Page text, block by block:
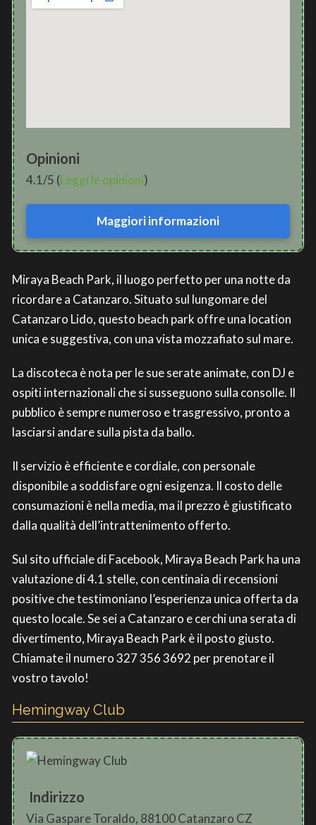
Opinioni
4.1/5 (Leggi le opinioni)
Maggiori informazioni
Miraya Beach Park, il luogo perfetto per una notte da
ricordare a Catanzaro. Situato sul lungomare del
Catanzaro Lido, questo beach park offre una location
unica e suggestiva, con una vista mozzafiato sul mare.
La discoteca è nota per le sue serate animate, con DJ e
ospiti internazionali che si susseguono sulla consolle. Il
pubblico è sempre numeroso e trasgressivo, pronto a
lasciarsi andare sulla pista da ballo.
Il servizio è efficiente e cordiale, con personale
disponibile a soddisfare ogni esigenza. Il costo delle
consumazioni è nella media, ma il prezzo è giustificato
dalla qualità dell’intrattenimento offerto.
Sul sito ufficiale di Facebook, Miraya Beach Park ha una
valutazione di 4.1 stelle, con centinaia di recensioni
positive che testimoniano l’esperienza unica offerta da
questo locale. Se sei a Catanzaro e cerchi una serata di
divertimento, Miraya Beach Park è il posto giusto.
Chiamate il numero 327 356 3692 per prenotare il
vostro tavolo!
Hemingway Club
Indirizzo
Via Gaspare Toraldo, 88100 Catanzaro CZ